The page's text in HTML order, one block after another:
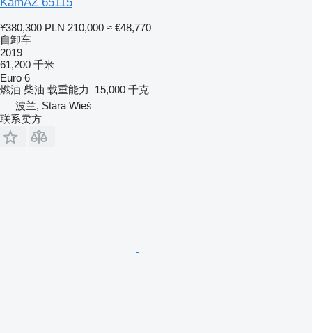
¥380,300 PLN 210,000 ≈ €48,770
自卸车
2019
61,200 千米
Euro 6
燃油 柴油 载重能力
15,000 千克
波兰, Stara Wieś
联系卖方